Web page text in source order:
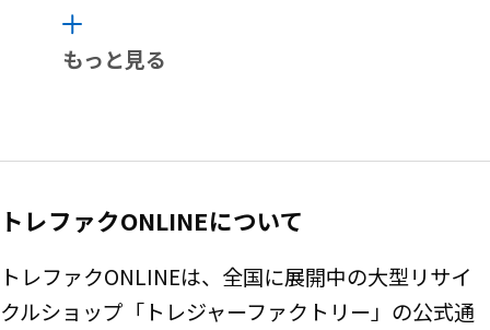
もっと見る
トレファクONLINEについて
トレファクONLINEは、全国に展開中の大型リサイ
クルショップ「トレジャーファクトリー」の公式通